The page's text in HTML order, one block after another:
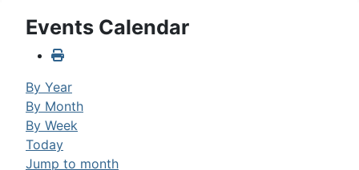
Events Calendar
By Year
By Month
By Week
Today
Jump to month